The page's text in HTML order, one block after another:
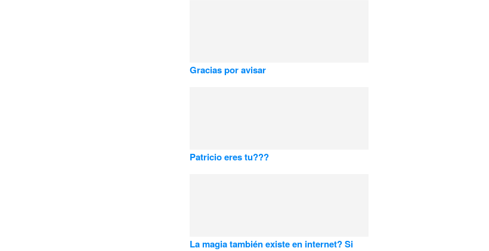
Gracias por avisar
Patricio eres tu???
La magia también existe en internet? Si